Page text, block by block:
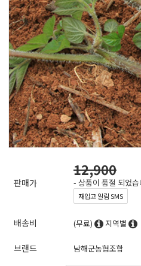
판매가
12,900
- 상품이 품절 되었
재입고 알림 SMS
배송비 (무료) 지역별
브랜드 남해군농협조합